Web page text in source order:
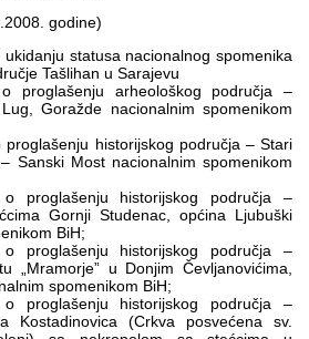
godine)
statusa nacionalnog spomenika
Tašlihan u Sarajevu
proglašenju arheološkog područja –
Goražde nacionalnim spomenikom
proglašenju historijskog područja – Stari
Sanski Most nacionalnim spomenikom
proglašenju historijskog područja –
Gornji Studenac, općina Ljubuški
BiH;
proglašenju historijskog područja –
„Mramorje” u Donjim Čevljanovićima,
spomenikom BiH;
proglašenju historijskog područja –
Kostadinovica (Crkva posvećena sv.